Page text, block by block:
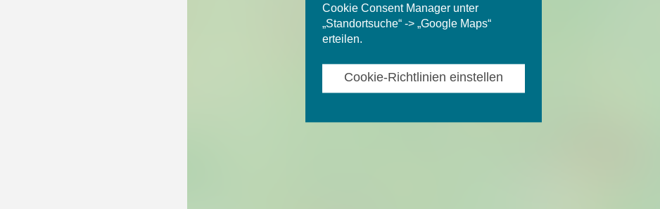
Cookie Consent Manager unter
„Standortsuche“ -> „Google Maps“
erteilen.
Cookie-Richtlinien einstellen